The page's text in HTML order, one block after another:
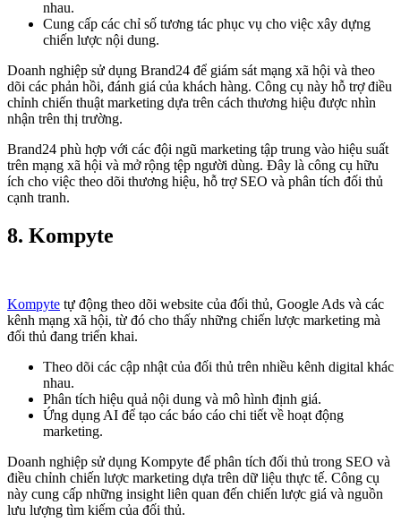
nhau.
Cung cấp các chỉ số tương tác phục vụ cho việc xây dựng
chiến lược nội dung.
Doanh nghiệp sử dụng Brand24 để giám sát mạng xã hội và theo
dõi các phản hồi, đánh giá của khách hàng. Công cụ này hỗ trợ điều
chỉnh chiến thuật marketing dựa trên cách thương hiệu được nhìn
nhận trên thị trường.
Brand24 phù hợp với các đội ngũ marketing tập trung vào hiệu suất
trên mạng xã hội và mở rộng tệp người dùng. Đây là công cụ hữu
ích cho việc theo dõi thương hiệu, hỗ trợ SEO và phân tích đối thủ
cạnh tranh.
8. Kompyte
Kompyte tự động theo dõi website của đối thủ, Google Ads và các
kênh mạng xã hội, từ đó cho thấy những chiến lược marketing mà
đối thủ đang triển khai.
Theo dõi các cập nhật của đối thủ trên nhiều kênh digital khác
nhau.
Phân tích hiệu quả nội dung và mô hình định giá.
Ứng dụng AI để tạo các báo cáo chi tiết về hoạt động
marketing.
Doanh nghiệp sử dụng Kompyte để phân tích đối thủ trong SEO và
điều chỉnh chiến lược marketing dựa trên dữ liệu thực tế. Công cụ
này cung cấp những insight liên quan đến chiến lược giá và nguồn
lưu lượng tìm kiếm của đối thủ.